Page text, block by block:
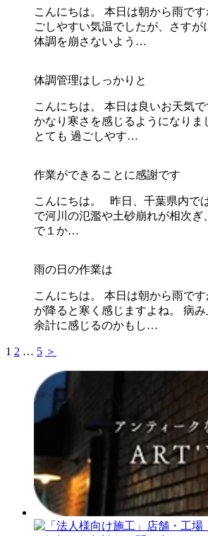
こんにちは。 本日は朝から雨で
ごしやすい気温でしたが、さすが
体調を崩さないよう…
体調管理はしっかりと
こんにちは。 本日は良いお天気
かなり寒さを感じるようになりま
とても 過ごしやす…
作業ができることに感謝です
こんにちは。 昨日、千葉県内で
で河川の氾濫や土砂崩れが相次ぎ
で１か…
雨の日の作業は
こんにちは。 本日は朝から雨で
が降ると寒く感じますよね。 病
余計に感じるのかもし…
1 2 … 5 ＞